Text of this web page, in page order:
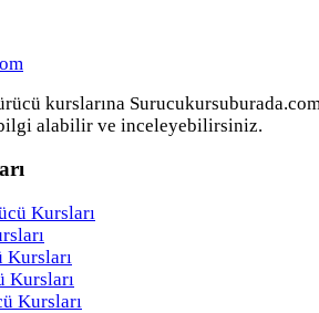
kurslarına
alabilir ve inceleyebilirsiniz.
Kursları
Kursları
Kursları
Kursları